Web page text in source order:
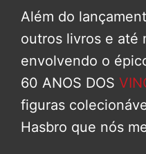
Além do
outros livros e até
envolvendo o
60 ANOS DOS
figuras
Hasbro que nós